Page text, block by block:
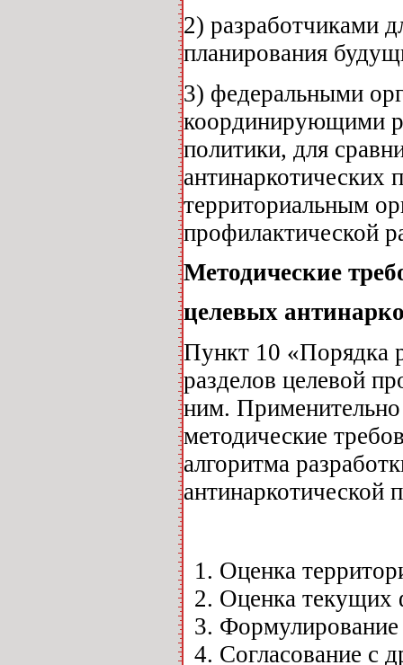
2) разработчиками
планирования
3) федеральными
координирующими
политики, для
антинаркотических
территориальным
профилактической
Методические
целевых
Пункт 10 «Порядка
разделов целевой
ним. Применительно
методические
алгоритма
антинаркотической
Оценка
Оценка текущих
Согласование с